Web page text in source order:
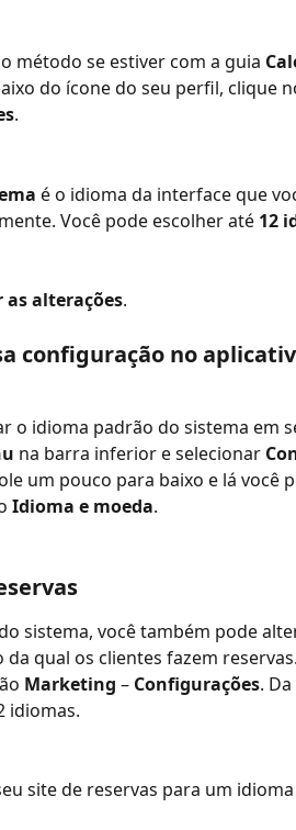
método se estiver com a guia
do ícone do seu perfil, clique
.
é o idioma da interface que
Você pode escolher até 12
as alterações.
configuração no
o idioma padrão do sistema em
na barra inferior e selecionar
um pouco para baixo e lá você
Idioma e moeda.
sistema, você também pode
qual os clientes fazem
Marketing – Configurações.
idiomas.
site de reservas para um